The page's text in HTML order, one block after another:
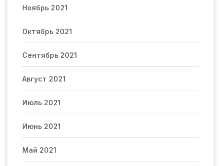
Ноябрь 2021
Октябрь 2021
Сентябрь 2021
Август 2021
Июль 2021
Июнь 2021
Май 2021